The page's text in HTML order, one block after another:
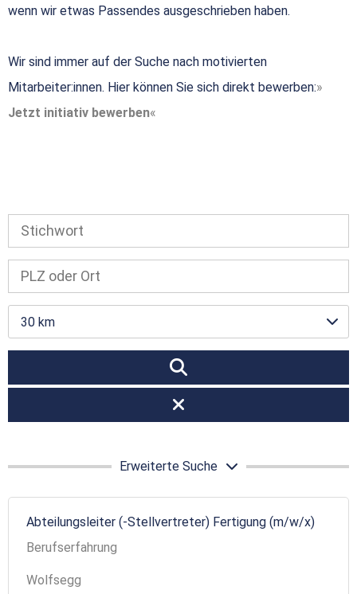
wenn wir etwas Passendes ausgeschrieben haben.
Wir sind immer auf der Suche nach motivierten
Mitarbeiter:innen. Hier können Sie sich direkt bewerben:
Jetzt initiativ bewerben
30 km
Erweiterte Suche
Abteilungsleiter (-Stellvertreter) Fertigung (m/w/x)
Berufserfahrung
Wolfsegg